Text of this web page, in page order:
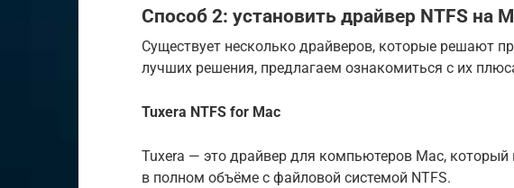
Способ 2: установить драйвер NTFS на
Существует несколько драйверов, которые решают
лучших решения, предлагаем ознакомиться с их
Tuxera NTFS for Mac
Tuxera — это драйвер для компьютеров Mac, который
в полном объёме с файловой системой NTFS.